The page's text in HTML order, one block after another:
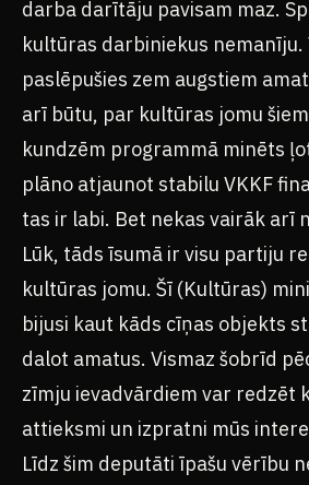
darba darītāju pavisam maz.
kultūras darbiniekus nemanīju.
paslēpušies zem augstiem
arī būtu, par kultūras jomu
kundzēm programmā minēts
plāno atjaunot stabilu VKKF
tas ir labi. Bet nekas vairāk arī
Lūk, tāds īsumā ir visu partiju
kultūras jomu. Šī (Kultūras)
bijusi kaut kāds cīņas objekts
dalot amatus. Vismaz šobrīd
zīmju ievadvārdiem var redzēt
attieksmi un izpratni mūs
Līdz šim deputāti īpašu vērību